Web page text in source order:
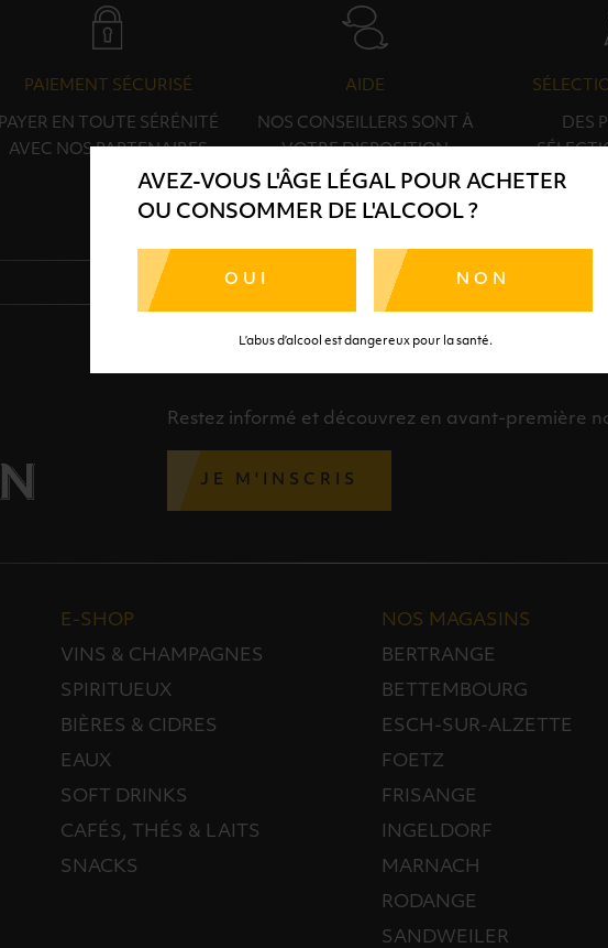
AVEZ-VOUS L'ÂGE LÉGAL POUR ACHETER
OU CONSOMMER DE L'ALCOOL ?
OUI NON
L’abus d’alcool est dangereux pour la santé.
PAIEMENT SÉCURISÉ
PAYER EN TOUTE SÉRÉNITÉ
AVEC NOS PARTENAIRES
AIDE
NOS CONSEILLERS SONT À
VOTRE DISPOSITION
DES
Restez informé et découvrez en avant-première
JE M'INSCRIS
E-SHOP
VINS & CHAMPAGNES
SPIRITUEUX
BIÈRES & CIDRES
EAUX
SOFT DRINKS
CAFÉS, THÉS & LAITS
SNACKS
NOS MAGASINS
BERTRANGE
BETTEMBOURG
ESCH-SUR-ALZETTE
FOETZ
FRISANGE
INGELDORF
MARNACH
RODANGE
SANDWEILER